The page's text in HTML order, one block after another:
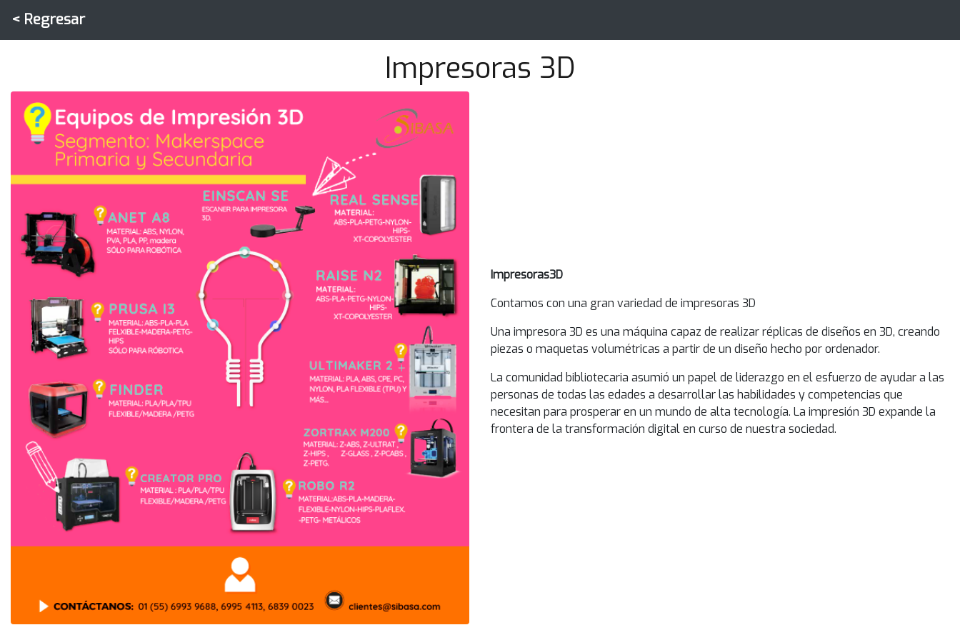
< Regresar
Impresoras 3D
Impresoras3D
Contamos con una gran variedad de impresoras 3D
Una impresora 3D es una máquina capaz de realizar réplicas de diseños en 3D, creando
piezas o maquetas volumétricas a partir de un diseño hecho por ordenador.
La comunidad bibliotecaria asumió un papel de liderazgo en el esfuerzo de ayudar a las
personas de todas las edades a desarrollar las habilidades y competencias que
necesitan para prosperar en un mundo de alta tecnología. La impresión 3D expande la
frontera de la transformación digital en curso de nuestra sociedad.